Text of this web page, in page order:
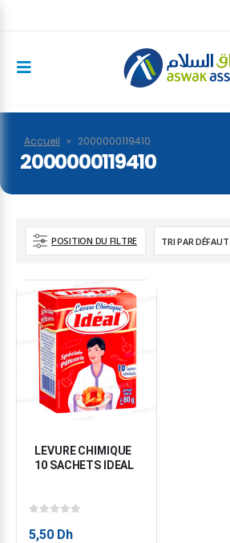
Accueil » 2000000119410
2000000119410
POSITION DU FILTRE
LEVURE CHIMIQUE
10 SACHETS IDEAL
5,50 Dh